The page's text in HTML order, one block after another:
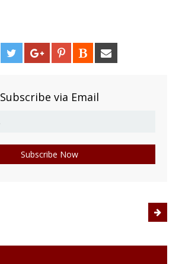
Subscribe via Email